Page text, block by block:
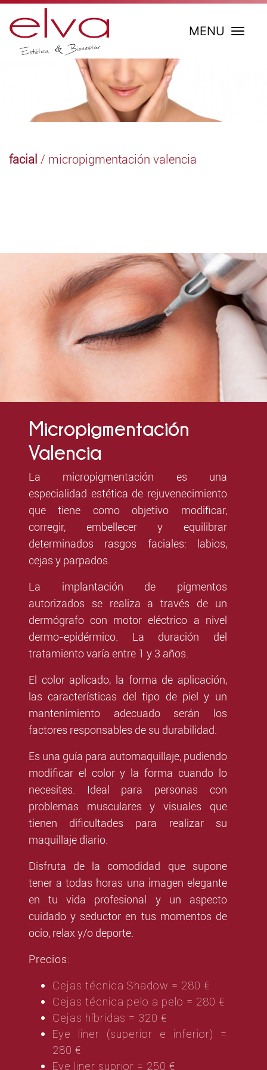
MENU
facial / micropigmentación valencia
Micropigmentación
Valencia
La micropigmentación es una
especialidad estética de rejuvenecimiento
que tiene como objetivo modificar,
corregir, embellecer y equilibrar
determinados rasgos faciales: labios,
cejas y parpados.
La implantación de pigmentos
autorizados se realiza a través de un
dermógrafo con motor eléctrico a nivel
dermo-epidérmico. La duración del
tratamiento varía entre 1 y 3 años.
El color aplicado, la forma de aplicación,
las características del tipo de piel y un
mantenimiento adecuado serán los
factores responsables de su durabilidad.
Es una guía para automaquillaje, pudiendo
modificar el color y la forma cuando lo
necesites. Ideal para personas con
problemas musculares y visuales que
tienen dificultades para realizar su
maquillaje diario.
Disfruta de la comodidad que supone
tener a todas horas una imagen elegante
en tu vida profesional y un aspecto
cuidado y seductor en tus momentos de
ocio, relax y/o deporte.
Precios:
Cejas técnica Shadow = 280 €
Cejas técnica pelo a pelo = 280 €
Cejas híbridas = 320 €
Eye liner (superior e inferior) =
280 €
Eye liner suprior = 250 €